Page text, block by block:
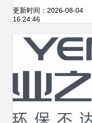
国十佳家居建材品
牌”
更新时间：2026-08-04
16:24:46